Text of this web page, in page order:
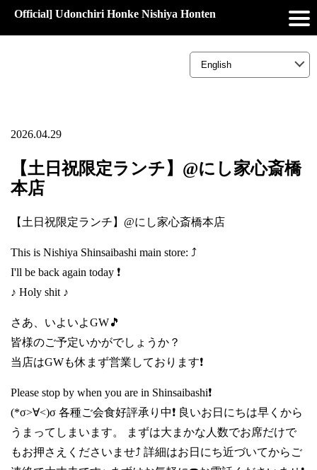
Official] Udonchiri Honke Nishiya Honten
2026.04.29
【土日祝限定ランチ】@にし家心斎橋
本店
【土日祝限定ランチ】@にし家心斎橋本店
This is Nishiya Shinsaibashi main store: ⤴️
I'll be back again today ❗
♪ Holy shit ♪
さあ、いよいよGW🎵
皆様のご予定いかがでしょうか？
当店はGWも休まず営業しております❗
Please stop by when you are in Shinsaibashi❗
(*σ>∀<)σ 各種ご会食好評承り中❗ 良いお日にちは早くから
うまってしまいます。 まずは大まかな人数でお席だけで
もお押さえくださいませ⤴️ 詳細はお日にち近づいてからご